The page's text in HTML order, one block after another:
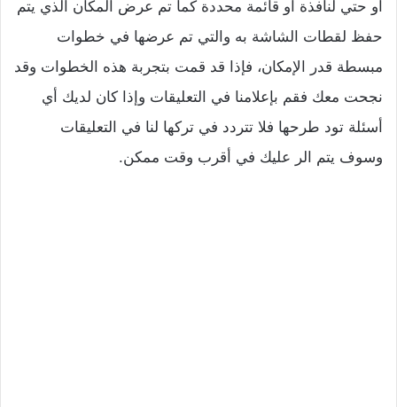
او حتي لنافذة او قائمة محددة كما تم عرض المكان الذي يتم
حفظ لقطات الشاشة به والتي تم عرضها في خطوات
مبسطة قدر الإمكان، فإذا قد قمت بتجربة هذه الخطوات وقد
نجحت معك فقم بإعلامنا في التعليقات وإذا كان لديك أي
أسئلة تود طرحها فلا تتردد في تركها لنا في التعليقات
وسوف يتم الر عليك في أقرب وقت ممكن.